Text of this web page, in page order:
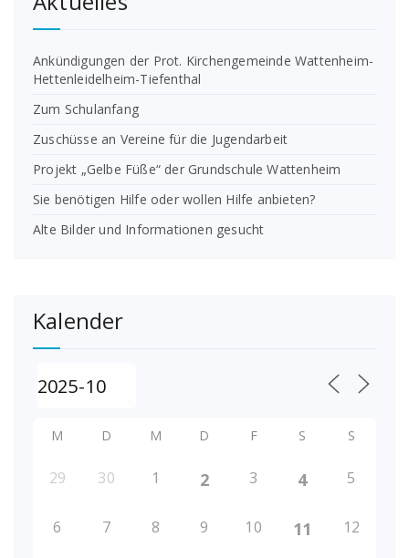
Ankündigungen der Prot. Kirchengemeinde Wattenheim-
Hettenleidelheim-Tiefenthal
Zum Schulanfang
Zuschüsse an Vereine für die Jugendarbeit
Projekt „Gelbe Füße“ der Grundschule Wattenheim
Sie benötigen Hilfe oder wollen Hilfe anbieten?
Alte Bilder und Informationen gesucht
Kalender
M D M D F S S
29 30 1 2 3 4 5
6 7 8 9 10 11 12